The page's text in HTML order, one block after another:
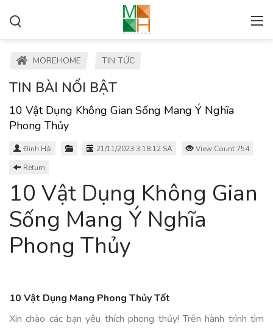
MOREHOME TIN TỨC
TIN BÀI NỔI BẬT
10 Vật Dụng Không Gian Sống Mang Ý Nghĩa
Phong Thủy
Đình Hải 21/11/2023 3:18:12 SA
View Count 754
Return
10 Vật Dụng Không Gian
Sống Mang Ý Nghĩa
Phong Thủy
10 Vật Dụng Mang Phong Thủy Tốt
Xin chào các bạn yêu thích phong thủy! Trên hành trình tìm